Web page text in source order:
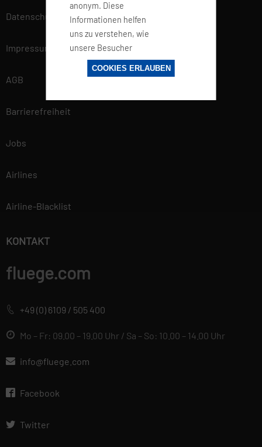
anonym. Diese
Informationen helfen
uns zu verstehen, wie
unsere Besucher
unsere Website
nutzen.
Marketing
personalisierte
verfolgen.
Datenschutzerklärung
vorrangige Aufgabe, die
bereitgestellten
COOKIES ERLAUBEN
Datenschutz
Impressum
AGB
Barrierefreiheit
Jobs
Airlines
Airline-Blacklist
KONTAKT
fluege.com
+49 (0) 6109 / 505 400
Mo – Fr: 09.00 – 19.00 Uhr / Sa – So: 10.00 – 14.00 Uhr
info@fluege.com
Facebook
Twitter